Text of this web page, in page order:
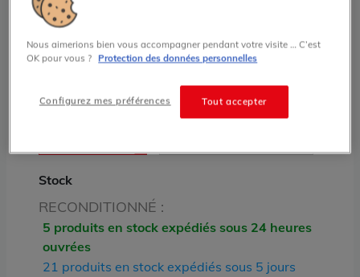
TBXSAP10 TSX Série 7 Schneider Electric
Stock
RECONDITIONNÉ :
5 produits en stock expédiés sous 24 heures
ouvrées
21 produits en stock expédiés sous 5 jours
Nous aimerions bien vous accompagner pendant votre visite … C’est
OK pour vous ? Protection des données personnelles
Tout accepter
Configurez mes préférences